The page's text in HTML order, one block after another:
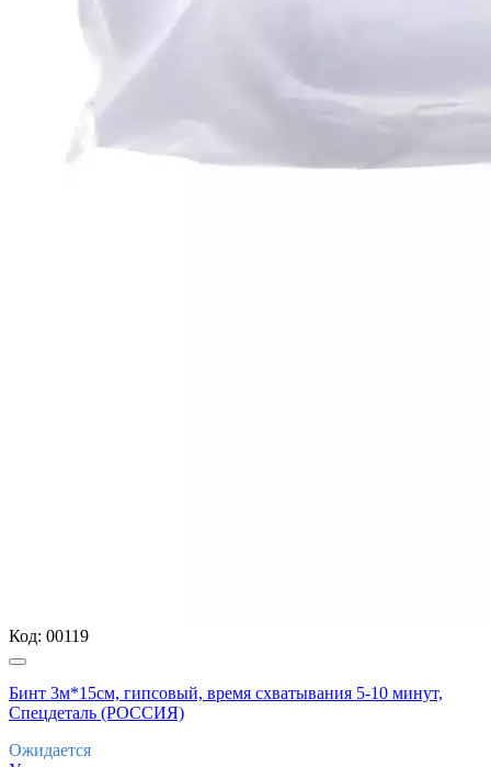
Код: 00119
Бинт 3м*15см, гипсовый, время схватывания 5-10 минут,
Спецдеталь (РОССИЯ)
Ожидается